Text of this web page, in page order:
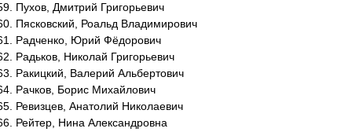
Пухов, Дмитрий Григорьевич
Пясковский, Роальд Владимирович
Радченко, Юрий Фёдорович
Радьков, Николай Григорьевич
Ракицкий, Валерий Альбертович
Рачков, Борис Михайлович
Ревизцев, Анатолий Николаевич
Рейтер, Нина Александровна